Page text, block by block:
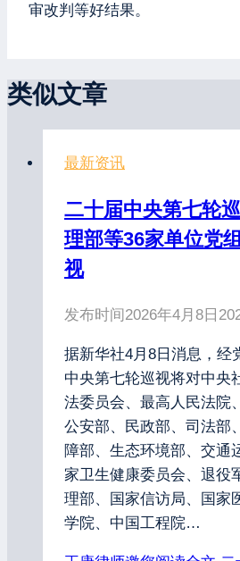
审改判等好结果。
类似文章
最新资讯
二十届中央第七轮
理部等36家单位党
视
发布时间2026年4月8日
据新华社4月8日消息，经
中央第七轮巡视将对中央
法委员会、最高人民法院
公安部、民政部、司法部
障部、生态环境部、交通
家卫生健康委员会、退役
理部、国家信访局、国家
学院、中国工程院…